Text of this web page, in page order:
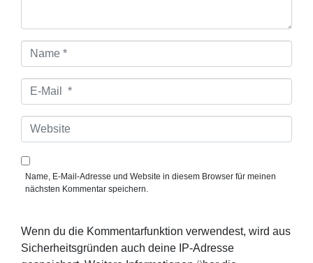
N
eE
a
*
W
s
Name, E-Mail-Adresse und Website in diesem Browser für meinen
nächsten Kommentar speichern.
Wenn du die Kommentarfunktion verwendest, wird aus
Sicherheitsgründen auch deine IP-Adresse